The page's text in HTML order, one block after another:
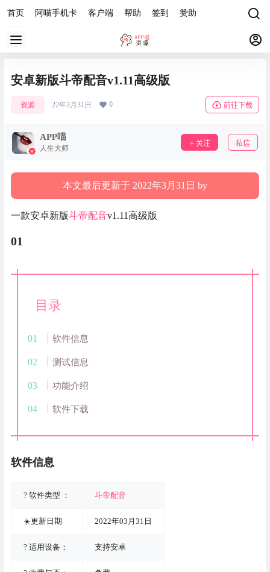
首页 阿喵手机卡 客户端 帮助 签到 赞助
安卓新版斗帝配音v1.11高级版
资源 22年3月31日 0 前往下载
APP喵
人生大师
关注 私信
本文最后更新于 2022年3月31日 by
一款安卓新版斗帝配音v1.11高级版
01
目录
软件信息
测试信息
功能介绍
软件下载
软件信息
? 软件类型 ： 斗帝配音
☀️更新日期 2022年03月31日
? 适用设备： 支持安卓